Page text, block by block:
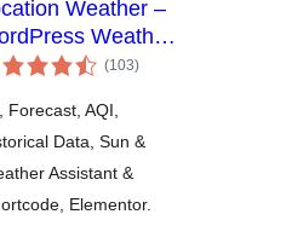
Weather –
Weather
Air Quality
(103કુલ
રેટિંગ્સ
)
AQI,
Data, Sun &
Assistant &
Elementor.